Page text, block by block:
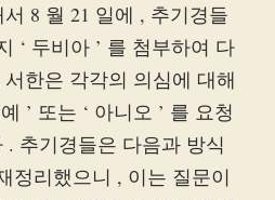
8 월 21 일에 , 추기경들
‘ 두비아 ’ 를 첨부하여 다
한은 각각의 의심에 대해
’ 또는 ‘ 아니오 ’ 를 요청
추기경들은 다음과 방식
정리했으니 , 이는 질문이